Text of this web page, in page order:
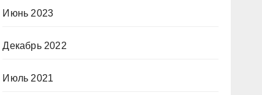
Июнь 2023
Декабрь 2022
Июль 2021